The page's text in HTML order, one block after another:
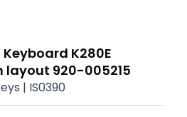
K280E
layout 920-005215
| IS0390